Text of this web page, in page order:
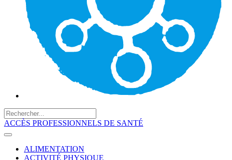
ACCÈS PROFESSIONNELS DE SANTÉ
ALIMENTATION
ACTIVITÉ PHYSIQUE